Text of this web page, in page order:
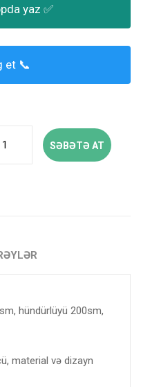
yaz ✅
et 📞
SƏBƏTƏ AT
hündürlüyü 200sm,
material və dizayn